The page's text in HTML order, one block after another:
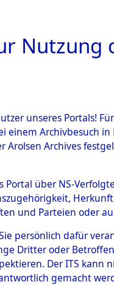
von
Toter aus
Nutzung
unseres Portals!
Archivbesuch
Arolsen Archives
Portal über NS-
und Parteien oder
persönlich dafür
Dritter oder
Der ITS
gemacht